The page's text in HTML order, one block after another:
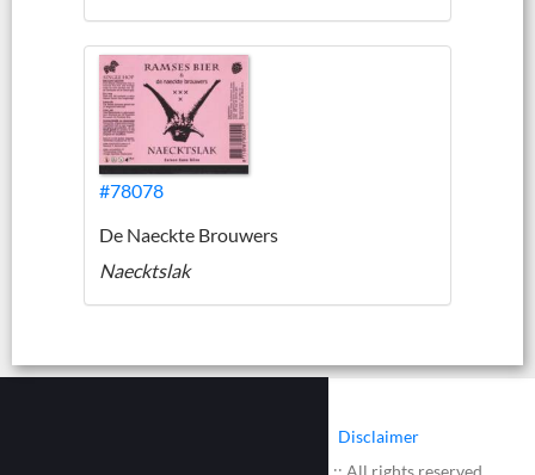
#78078
De Naeckte Brouwers
Naecktslak
Disclaimer